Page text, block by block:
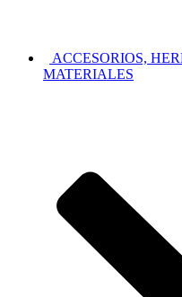
ACCESORIOS,
MATERIALES